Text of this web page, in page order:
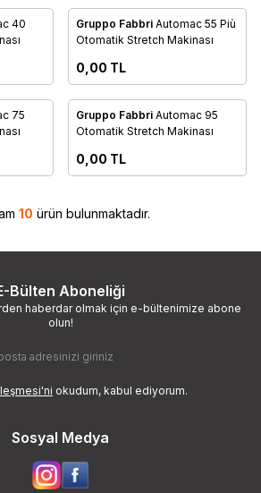
40
Favorilere Ekle
Danışınız
Gruppo Fabbri Automac 55 Più
Otomatik Stretch Makinası
0,00 TL
75
Favorilere Ekle
Danışınız
Gruppo Fabbri Automac 95
Otomatik Stretch Makinası
0,00 TL
10 ürün bulunmaktadır.
Bülten Aboneliği
haberdar olmak için e-bültenimize abone
olun!
okudum, kabul ediyorum.
Sosyal Medya